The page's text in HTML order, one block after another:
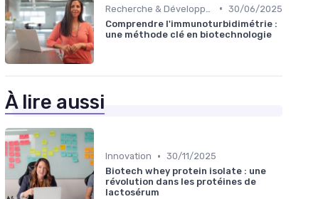
• 30/06/2025
Comprendre l'immunoturbidimétrie :
une méthode clé en biotechnologie
À lire aussi
Innovation • 30/11/2025
Biotech whey protein isolate : une
révolution dans les protéines de
lactosérum